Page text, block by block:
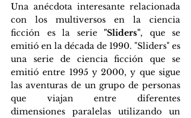
Una anécdota interesante relacionada
con los multiversos en la ciencia
ficción es la serie "Sliders", que se
emitió en la década de 1990. "Sliders" es
una serie de ciencia ficción que se
emitió entre 1995 y 2000, y que sigue
las aventuras de un grupo de personas
que viajan entre diferentes
dimensiones paralelas utilizando un